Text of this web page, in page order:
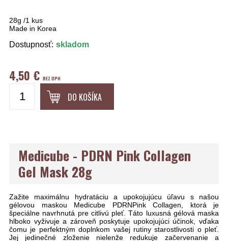
28g /1 kus
Made in Korea
Dostupnosť: skladom
4,50 € BEZ DPH
DO KOŠÍKA
Medicube - PDRN Pink Collagen
Gel Mask 28g
Zažite maximálnu hydratáciu a upokojujúcu úľavu s našou
gélovou maskou Medicube PDRNPink Collagen, ktorá je
špeciálne navrhnutá pre citlivú pleť. Táto luxusná gélová maska
hlboko vyživuje a zároveň poskytuje upokojujúci účinok, vďaka
čomu je perfektným doplnkom vašej rutiny starostlivosti o pleť.
Jej jedinečné zloženie nielenže redukuje začervenanie a